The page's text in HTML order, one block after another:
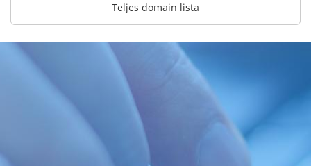
Teljes domain lista